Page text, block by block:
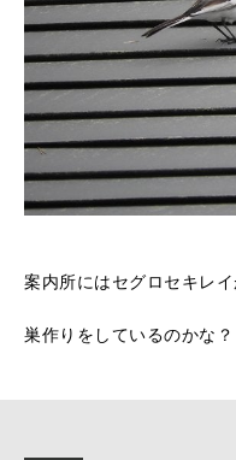
案内所にはセグロセキレ
巣作りをしているのかな？